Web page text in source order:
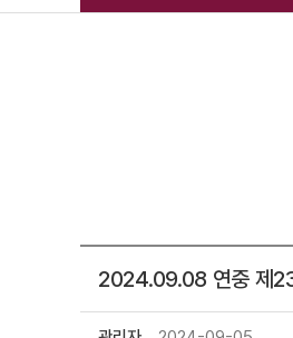
2024.09.08 연중 제